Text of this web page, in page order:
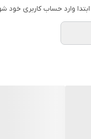
وارد حساب کاربری خود